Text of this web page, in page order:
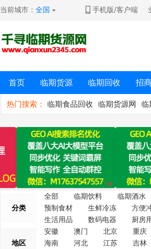
当前城市：全国 手机版/客户端
首页 临期货源 临期回收 招
热门搜索： 临期食品回收 临期货源网 临
分类
全部 临期饮料 临期酒水
预制食材
生鲜冷冻 方便
生活用品
数码电器 厨房
地区
安徽 澳门 北京 重庆
海南
河北 江苏 吉林